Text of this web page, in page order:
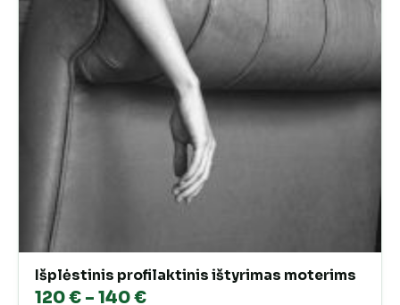
Išplėstinis profilaktinis ištyrimas moterims
120€ – 140€Price